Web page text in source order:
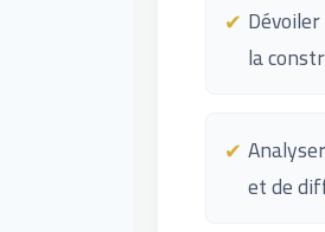
la
et de